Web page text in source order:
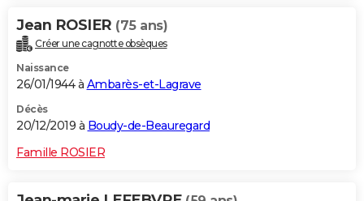
Jean ROSIER (75 ans)
Créer une cagnotte obsèques
Naissance
26/01/1944 à Ambarès-et-Lagrave
Décès
20/12/2019 à Boudy-de-Beauregard
Famille ROSIER